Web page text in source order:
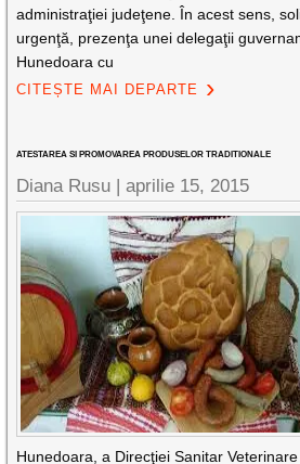
administraţiei judeţene. În acest sens,
urgenţă, prezenţa unei delegaţii
Hunedoara cu
CITEȘTE MAI DEPARTE
ATESTAREA SI PROMOVAREA PRODUSELOR TRADITIONALE
Diana Rusu |aprilie 15, 2015
Hunedoara, a Direcţiei Sanitar